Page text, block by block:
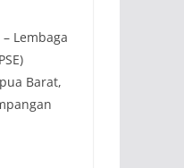
Lembaga
Barat,